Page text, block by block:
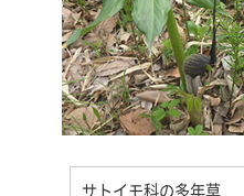
サトイモ科の多年草